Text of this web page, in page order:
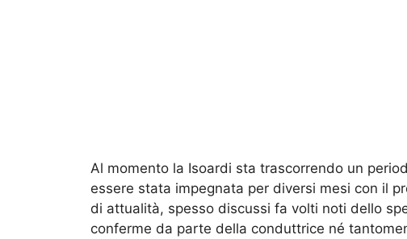
Al momento la Isoardi sta trascorrendo un
essere stata impegnata per diversi mesi con il
di attualità, spesso discussi fa volti noti dello
conferme da parte della conduttrice né